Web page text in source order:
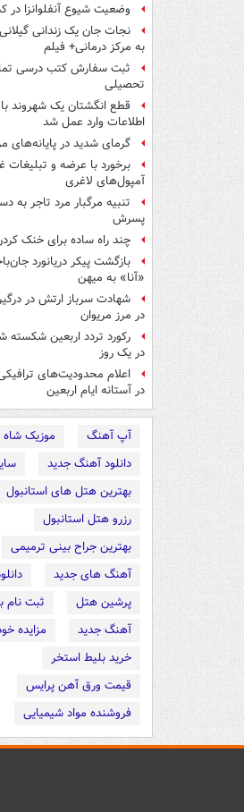
وضعیت شیوع آنفلوانزا در
نجات جان یک زندانی
به مرکز درمانی+ فیلم
ثبت سفارش کتب درسی
تحصیلی
قطع انگشتان یک شهروند
اطلاعات وارد عمل شد
گرمای شدید در
برخورد با عرضه و تبلیغات
آمپول‌های لاغری
تنبیه مرگبار مرد تاجر
پسرش
چند راه‌ ساده برای خنک
بازگشت پیکر دریانورد
«آنا» به میهن
شهادت سرباز ارتش در
در مرز مریوان
در یک روز
اعلام محدودیت‌های
در آستانه ایام اربعین
آپ آهنگ
موزیک شاه
دانلود آهنگ جدید
بهترین هتل های استانبول
رزرو هتل استانبول
بهترین جراح بینی ترمیمی
آهنگ های جدید
پرشین هتل
ثبت نام
آهنگ جدید
مزایده
خرید بلیط استخر
قیمت ورق آهن پرایس
فروشنده مواد شیمیایی